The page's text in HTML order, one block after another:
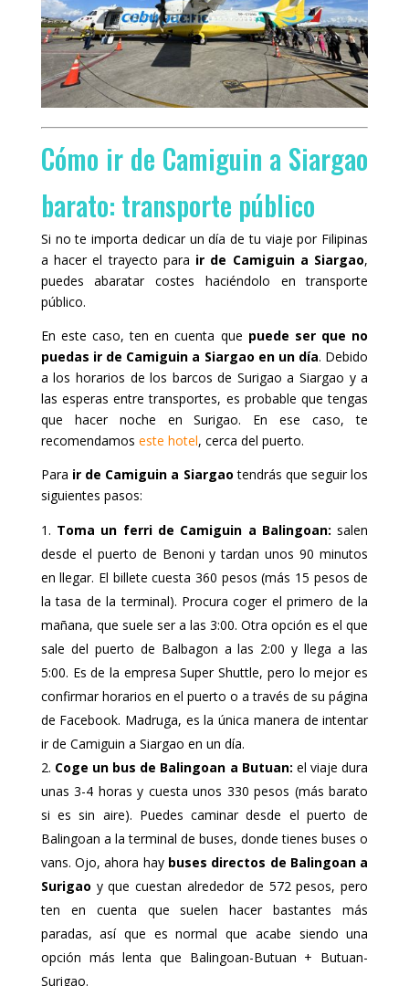
Cómo ir de Camiguin a Siargao
barato: transporte público
Si no te importa dedicar un día de tu viaje por Filipinas
a hacer el trayecto para ir de Camiguin a Siargao,
puedes abaratar costes haciéndolo en transporte
público.
En este caso, ten en cuenta que puede ser que no
puedas ir de Camiguin a Siargao en un día. Debido
a los horarios de los barcos de Surigao a Siargao y a
las esperas entre transportes, es probable que tengas
que hacer noche en Surigao. En ese caso, te
recomendamos este hotel, cerca del puerto.
Para ir de Camiguin a Siargao tendrás que seguir los
siguientes pasos:
Toma un ferri de Camiguin a Balingoan: salen
desde el puerto de Benoni y tardan unos 90 minutos
en llegar. El billete cuesta 360 pesos (más 15 pesos de
la tasa de la terminal). Procura coger el primero de la
mañana, que suele ser a las 3:00. Otra opción es el que
sale del puerto de Balbagon a las 2:00 y llega a las
5:00. Es de la empresa Super Shuttle, pero lo mejor es
confirmar horarios en el puerto o a través de su página
de Facebook. Madruga, es la única manera de intentar
ir de Camiguin a Siargao en un día.
Coge un bus de Balingoan a Butuan: el viaje dura
unas 3-4 horas y cuesta unos 330 pesos (más barato
si es sin aire). Puedes caminar desde el puerto de
Balingoan a la terminal de buses, donde tienes buses o
vans. Ojo, ahora hay buses directos de Balingoan a
Surigao y que cuestan alrededor de 572 pesos, pero
ten en cuenta que suelen hacer bastantes más
paradas, así que es normal que acabe siendo una
opción más lenta que Balingoan-Butuan + Butuan-
Surigao.